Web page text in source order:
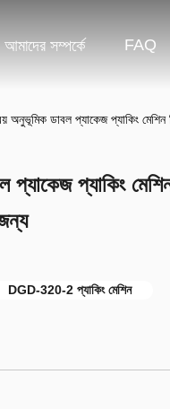
আমাদের সম্পর্কে FAQ
অনুভূমিক ডাবল প্যাকেজ প্যাকিং মেশিন
প্যাকিং
DGD-320-2 প্যাকিং মেশিন